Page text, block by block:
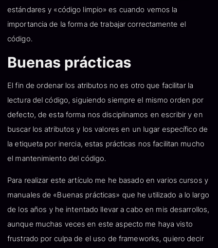
estándares y «código limpio» es cuando vemos la
importancia de la forma de trabajar correctamente el
código.
Buenas prácticas
El fin de ordenar los atributos no es otro que facilitar la
lectura del código, siguiendo siempre el mismo orden por
defecto, de esta forma nos disciplinamos en escribir y en
buscar los atributos y los valores en un lugar específico de
la etiqueta por inercia, estas prácticas nos facilitan mucho
el mantenimiento del código.
Para realizar este artículo me he basado en varios cursos y
manuales de «Buenas prácticas» que he utilizado a lo largo
de los años y he intentado llevar a cabo en mis desarrollos,
aunque muchas veces en este aspecto me haya visto
frustrado por culpa de el uso de frameworks, quiero decir